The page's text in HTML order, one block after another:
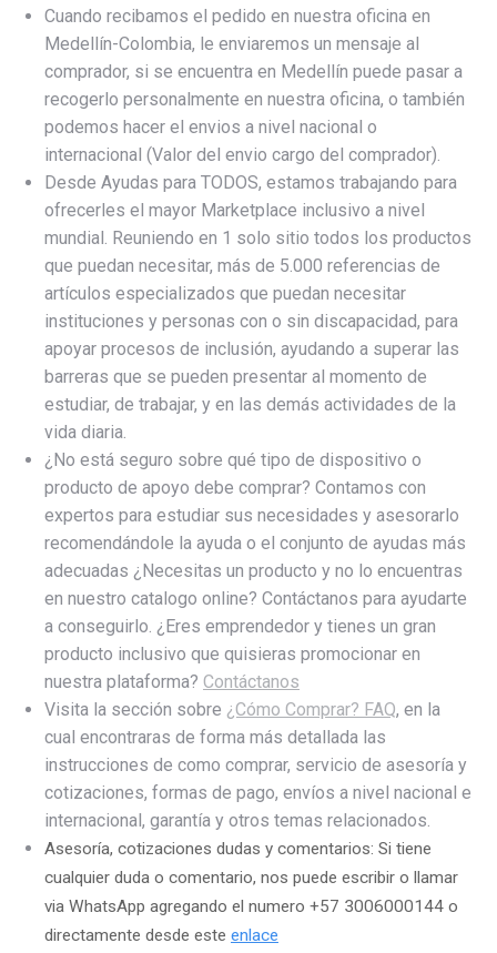
Cuando recibamos el pedido en nuestra oficina en
Medellín-Colombia, le enviaremos un mensaje al
comprador, si se encuentra en Medellín puede pasar a
recogerlo personalmente en nuestra oficina, o también
podemos hacer el envios a nivel nacional o
internacional (Valor del envio cargo del comprador).
Desde Ayudas para TODOS, estamos trabajando para
ofrecerles el mayor Marketplace inclusivo a nivel
mundial. Reuniendo en 1 solo sitio todos los productos
que puedan necesitar, más de 5.000 referencias de
artículos especializados que puedan necesitar
instituciones y personas con o sin discapacidad, para
apoyar procesos de inclusión, ayudando a superar las
barreras que se pueden presentar al momento de
estudiar, de trabajar, y en las demás actividades de la
vida diaria.
¿No está seguro sobre qué tipo de dispositivo o
producto de apoyo debe comprar? Contamos con
expertos para estudiar sus necesidades y asesorarlo
recomendándole la ayuda o el conjunto de ayudas más
adecuadas ¿Necesitas un producto y no lo encuentras
en nuestro catalogo online? Contáctanos para ayudarte
a conseguirlo. ¿Eres emprendedor y tienes un gran
producto inclusivo que quisieras promocionar en
nuestra plataforma? Contáctanos
Visita la sección sobre ¿Cómo Comprar? FAQ, en la
cual encontraras de forma más detallada las
instrucciones de como comprar, servicio de asesoría y
cotizaciones, formas de pago, envíos a nivel nacional e
internacional, garantía y otros temas relacionados.
Asesoría, cotizaciones dudas y comentarios: Si tiene
cualquier duda o comentario, nos puede escribir o llamar
via WhatsApp agregando el numero +57 3006000144 o
directamente desde este enlace